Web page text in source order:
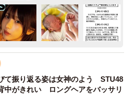
て振り返る姿は女神のよう STU48
中がきれい ロングヘアをバッサリ